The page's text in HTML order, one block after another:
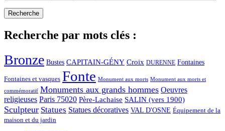
Recherche par mots clés :
Bronze Bustes CAPITAIN-GÉNY Croix DURENNE Fontaines
Fontaines et vasques Fonte Monument aux morts Monument aux morts et
commémoratif Monuments aux grands hommes Oeuvres
religieuses Paris 75020 Père-Lachaise SALIN (vers 1900)
Sculpteur Statues Statues décoratives VAL D'OSNE Équipement de la
maison et du jardin